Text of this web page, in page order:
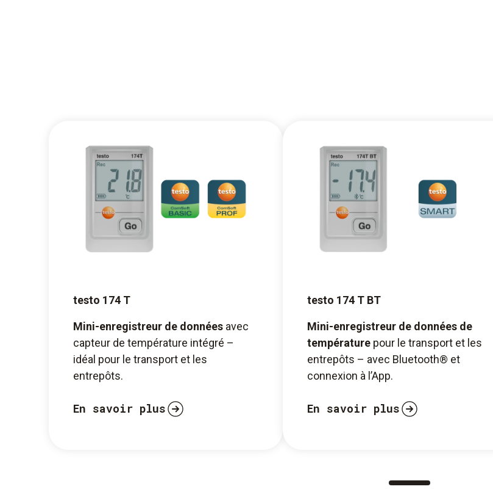
testo 174 T
Mini-enregistreur de données avec
capteur de température intégré –
idéal pour le transport et les
entrepôts.
En savoir plus
testo 174 T BT
Mini-enregistreur de données de
température pour le transport et les
entrepôts – avec Bluetooth® et
connexion à l’App.
En savoir plus